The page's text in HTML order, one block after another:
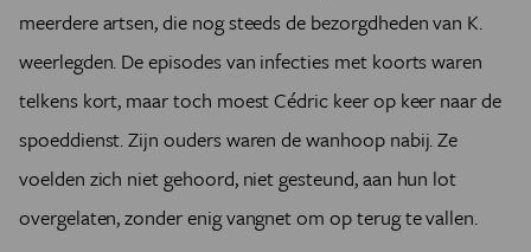
meerdere artsen, die nog steeds de bezorgdheden van K.
weerlegden. De episodes van infecties met koorts waren
telkens kort, maar toch moest Cédric keer op keer naar de
spoeddienst. Zijn ouders waren de wanhoop nabij. Ze
voelden zich niet gehoord, niet gesteund, aan hun lot
overgelaten, zonder enig vangnet om op terug te vallen.